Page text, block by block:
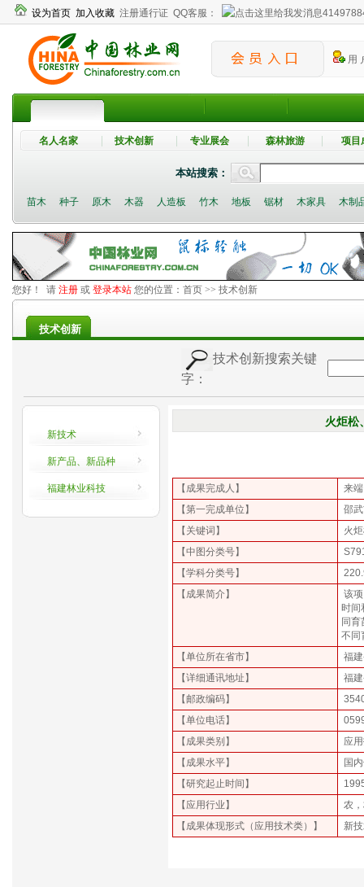
设为首页 加入收藏 注册通行证 QQ客服：
用
名人名家 技术创新 专业展会 森林旅游 项目
本站搜索：
苗木 种子 原木 木器 人造板 竹木 地板 锯材 木家具 木制
您好！ 请 注册 或 登录本站 您的位置： 首页 >> 技术创新
技术创新
技术创新搜索关键
字：
新技术
新产品、新品种
福建林业科技
火炬松
【成果完成人】
来
【第一完成单位】
邵
【关键词】
火
【中图分类号】
【学科分类号】
【成果简介】
该
时间
同
不同
【单位所在省市】
福
【详细通讯地址】
福
【邮政编码】
【单位电话】
【成果类别】
应
【成果水平】
国
【研究起止时间】
【应用行业】
农
【成果体现形式（应用技术类）】
新